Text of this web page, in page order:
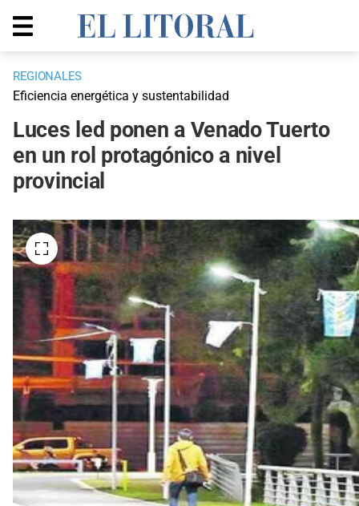
REGIONALES
Eficiencia energética y sustentabilidad
Luces led ponen a Venado Tuerto
en un rol protagónico a nivel
provincial